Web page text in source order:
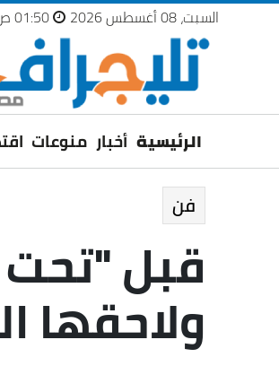
السبت، 08 أغسطس 2026
01:50 ص
الرئيسية أخبار منوعات
فن
قبل "تحت
ولاحقها